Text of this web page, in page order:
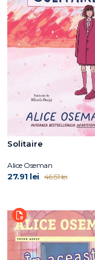
Solitaire
Alice Oseman
27.91 lei 46.51 lei